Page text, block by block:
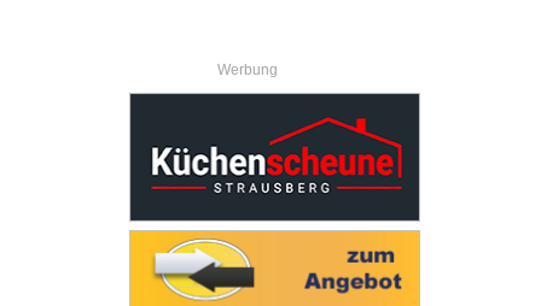
Werbung